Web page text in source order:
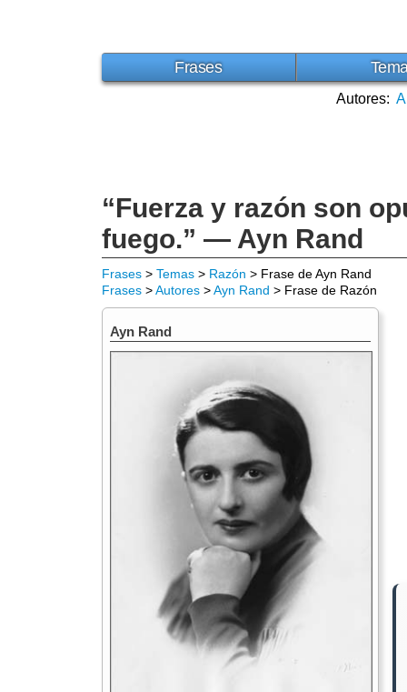
Frases
Autores: A
“Fuerza y razón son
fuego.” — Ayn Rand
Frases > Temas > Razón > Frase de Ayn Rand
Frases >Autores >Ayn Rand > Frase de Razón
Ayn Rand